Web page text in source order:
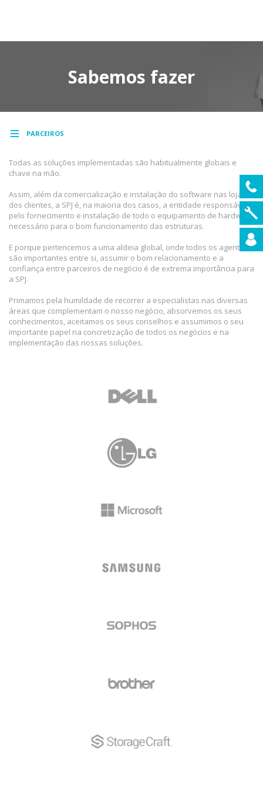
Sabemos fazer
PARCEIROS
Todas as soluções implementadas são habitualmente globais e
chave na mão.
Assim, além da comercialização e instalação do software nas lojas
dos clientes, a SPJ é, na maioria dos casos, a entidade responsável
pelo fornecimento e instalação de todo o equipamento de hardware
necessário para o bom funcionamento das estruturas.
E porque pertencemos a uma aldeia global, onde todos os agentes
são importantes entre si, assumir o bom relacionamento e a
confiança entre parceiros de negócio é de extrema importância para
a SPJ.
Primamos pela humildade de recorrer a especialistas nas diversas
áreas que complementam o nosso negócio, absorvemos os seus
conhecimentos, aceitamos os seus conselhos e assumimos o seu
importante papel na concretização de todos os negócios e na
implementação das nossas soluções.